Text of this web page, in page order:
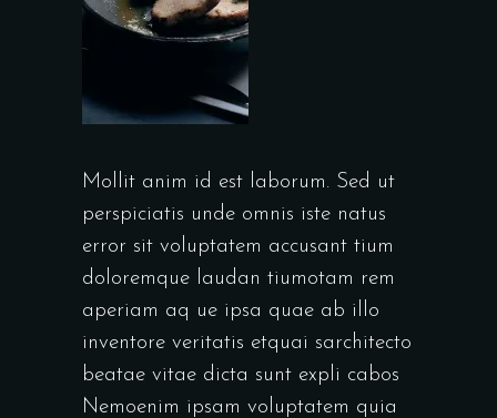
Mollit anim id est laborum. Sed ut
perspiciatis unde omnis iste natus
error sit voluptatem accusant tium
doloremque laudan tiumotam rem
aperiam aq ue ipsa quae ab illo
inventore veritatis etquai sarchitecto
beatae vitae dicta sunt expli cabos
Nemoenim ipsam voluptatem quia